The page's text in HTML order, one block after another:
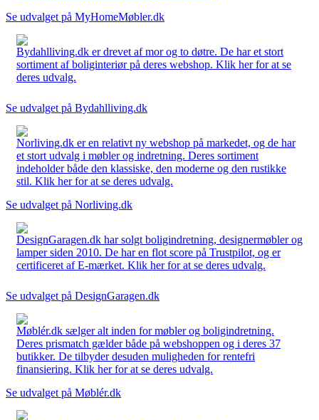
Se udvalget på MyHomeMøbler.dk
Bydahlliving.dk er drevet af mor og to døtre. De har et stort
sortiment af boliginteriør på deres webshop. Klik her for at se
deres udvalg.
Se udvalget på Bydahlliving.dk
Norliving.dk er en relativt ny webshop på markedet, og de har
et stort udvalg i møbler og indretning. Deres sortiment
indeholder både den klassiske, den moderne og den rustikke
stil. Klik her for at se deres udvalg.
Se udvalget på Norliving.dk
DesignGaragen.dk har solgt boligindretning, designermøbler og
lamper siden 2010. De har en flot score på Trustpilot, og er
certificeret af E-mærket. Klik her for at se deres udvalg.
Se udvalget på DesignGaragen.dk
Møblér.dk sælger alt inden for møbler og boligindretning.
Deres prismatch gælder både på webshoppen og i deres 37
butikker. De tilbyder desuden muligheden for rentefri
finansiering. Klik her for at se deres udvalg.
Se udvalget på Møblér.dk